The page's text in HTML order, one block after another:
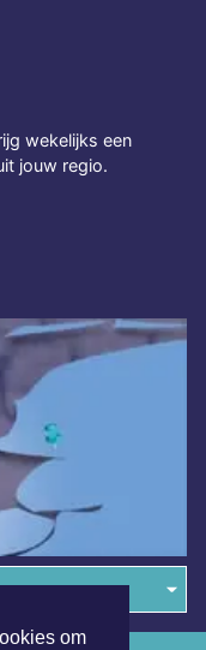
om
wekelijks een
jouw regio.